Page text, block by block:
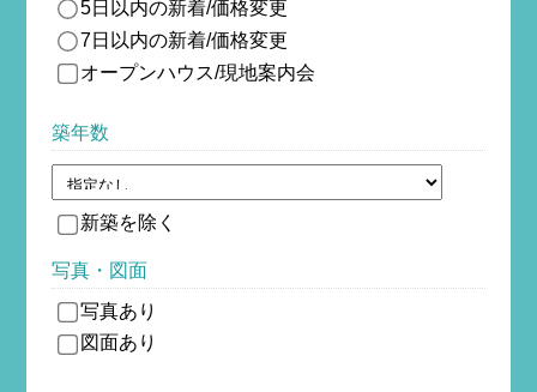
5日以内の新着/価格変更
7日以内の新着/価格変更
オープンハウス/現地案内会
築年数
新築を除 く
写真・図面
写真あり
図面あり